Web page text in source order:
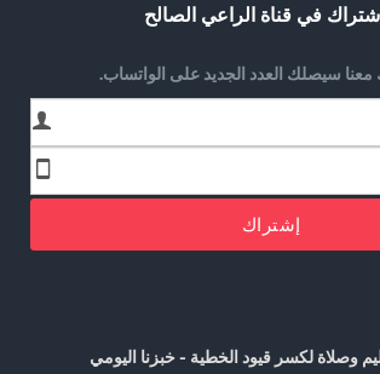
في قناة الراعي الصالح
سيصلك العدد الجديد على الواتساب.
إشتراك
وصلاة لكسر قيود الخطية - خبزنا اليومي